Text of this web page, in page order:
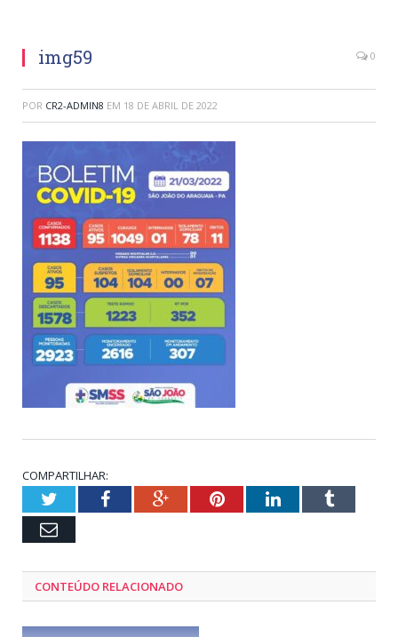
img59 0
POR CR2-ADMIN8 EM 18 DE ABRIL DE 2022
COMPARTILHAR:
TwitterFacebookGoogle+PinterestLinkedInTumblr
Email
CONTEÚDO RELACIONADO